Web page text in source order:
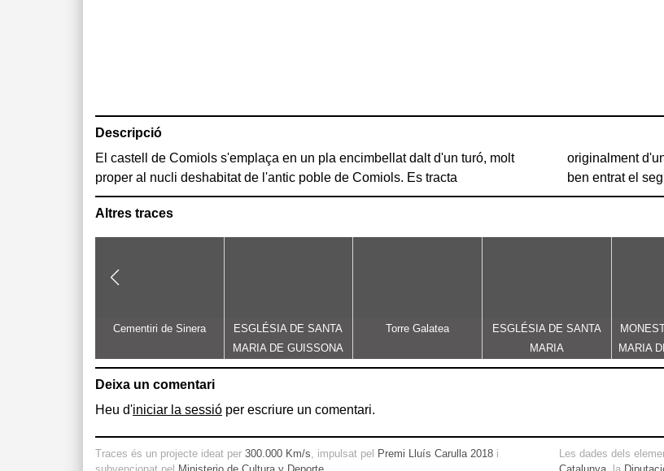
Descripció
El castell de Comiols s'emplaça en un pla encimbellat dalt d'un turó, molt
proper al nucli deshabitat de l'antic poble de Comiols. Es tracta
originalment d'un castell aïllat termenat, amb ocupacions posteriors fins
ben entrat el
Altres traces
Cementiri de Sinera
ESGLÉSIA DE SANTA
MARIA DE GUISSONA
Torre Galatea
ESGLÉSIA DE SANTA
MARIA
MARIA
Deixa un comentari
Heu d'iniciar la sessió per escriure un comentari.
Traces és un projecte ideat per 300.000 Km/s, impulsat pel Premi Lluís Carulla 2018 i
Les dades dels